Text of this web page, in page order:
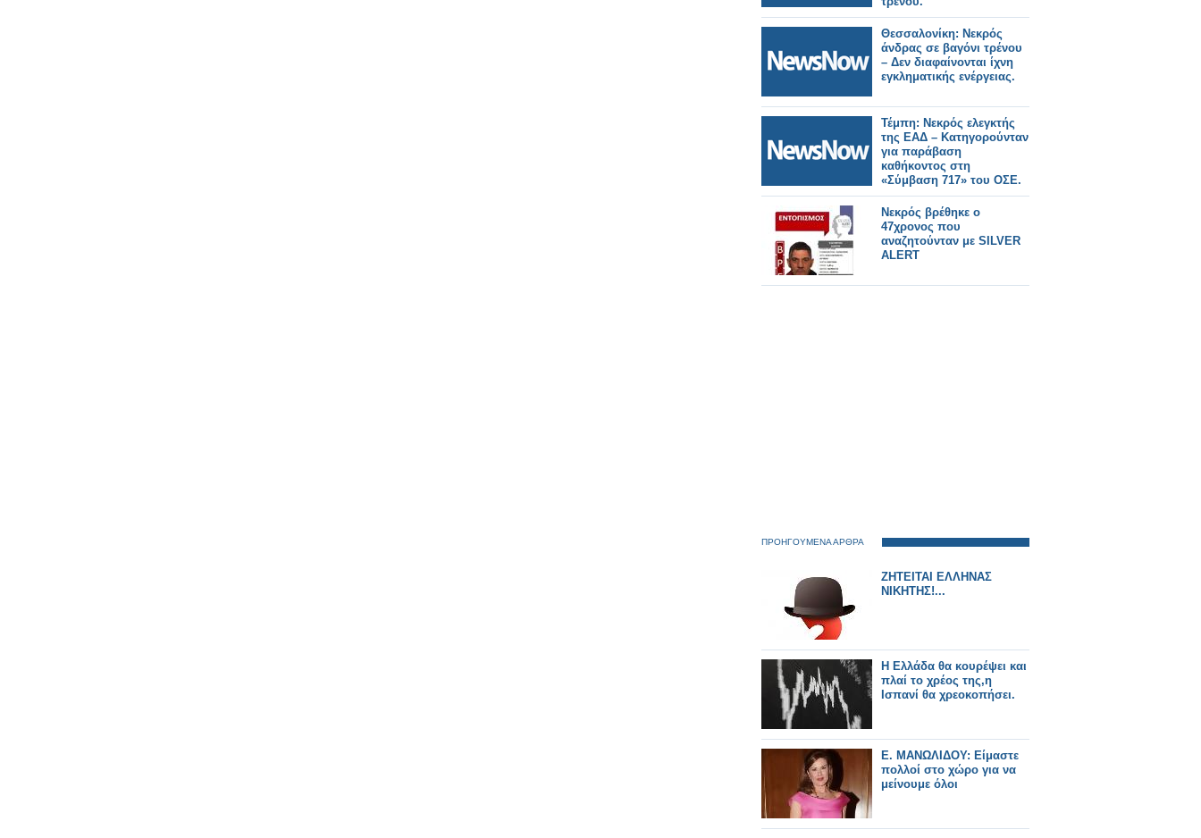
Θεσσαλονίκη: Νεκρός
άνδρας σε βαγόνι τρένου
– Δεν διαφαίνονται ίχνη
εγκληματικής ενέργειας.
Τέμπη: Νεκρός ελεγκτής
της ΕΑΔ – Κατηγορούνταν
για παράβαση
καθήκοντος στη
«Σύμβαση 717» του ΟΣΕ.
Νεκρός βρέθηκε ο
47χρονος που
αναζητούνταν με SILVER
ALERT
ΠΡΟΗΓΟΥΜΕΝΑ ΑΡΘΡΑ
ΖΗΤΕΙΤΑΙ ΕΛΛΗΝΑΣ
ΝΙΚΗΤΗΣ!...
Η Ελλάδα θα κουρέψει και
πλαί το χρέος της,η
Ισπανί θα χρεοκοπήσει.
Ε. ΜΑΝΩΛΙΔΟΥ: Είμαστε
πολλοί στο χώρο για να
μείνουμε όλοι